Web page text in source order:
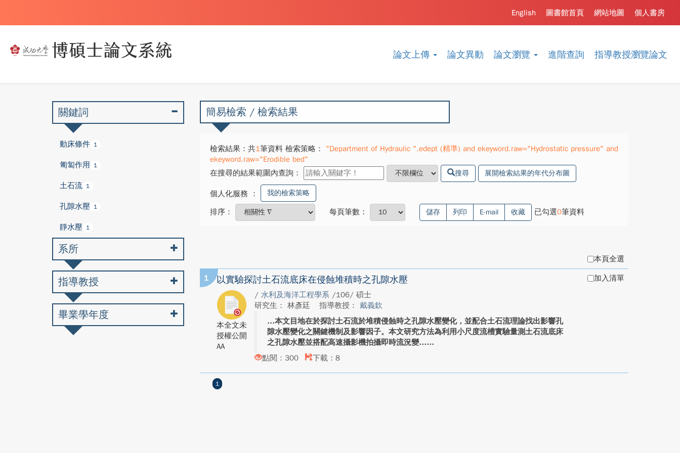
論文上傳 論文異動 論文瀏覽 進階查詢 指導教授瀏覽論文
個人書房
網站地圖
圖書館首頁
English
簡易檢索 / 檢索結果
檢索結果：共1筆資料 檢索策略：
"Department of Hydraulic ".edept (精準) and ekeyword.raw="Hydrostatic pressure" and
ekeyword.raw="Erodible bed"
在搜尋的結果範圍內查詢：
搜尋 展開檢索結果的年代分布圖
個人化服務 ： 我的檢索策略
排序： 每頁筆數： 儲存 列印 E-mail 收藏 已勾選0筆資料
本頁全選
1 以實驗探討土石流底床在侵蝕堆積時之孔隙水壓
本全文未
授權公開
AA
/ 水利及海洋工程學系 /106/ 碩士
研究生： 林彥廷
指導教授： 戴義欽
本文目地在於探討土石流於堆積侵蝕時之孔隙水壓變化，並配合土石流理論找出影響孔
隙水壓變化之關鍵機制及影響因子。本文研究方法為利用小尺度流槽實驗量測土石流底床
之孔隙水壓並搭配高速攝影機拍攝即時流況變...
點閱：300
下載：8
加入清單
1
關鍵詞
動床條件 1
匍匐作用 1
土石流 1
孔隙水壓 1
靜水壓 1
系所
指導教授
畢業學年度